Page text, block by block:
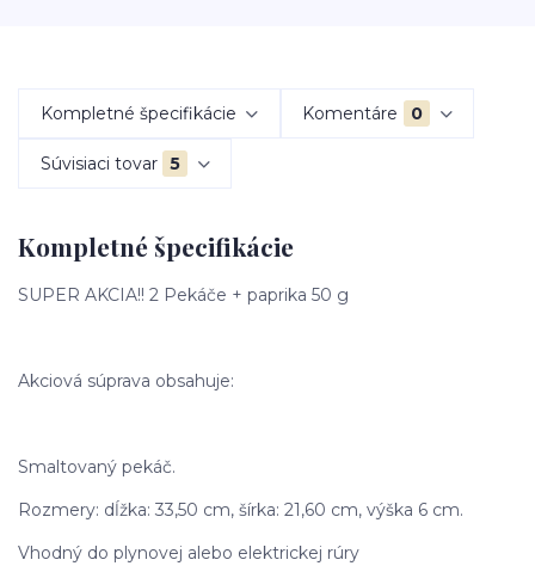
Kompletné špecifikácie Komentáre 0
Súvisiaci tovar 5
Kompletné špecifikácie
SUPER AKCIA!! 2 Pekáče + paprika 50 g
Akciová súprava obsahuje:
Smaltovaný pekáč.
Rozmery: dĺžka: 33,50 cm, šírka: 21,60 cm, výška 6 cm.
Vhodný do plynovej alebo elektrickej rúry